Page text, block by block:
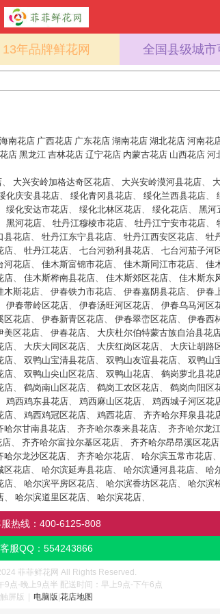
13年品牌鲜花网 全国县级城市
海南花店 广西花店 广东花店 湖南花店 湖北花店 河南花
店 黑龙江 吉林花店 辽宁花店 内蒙古花店 山西花店 河
、 大兴安岭加格达奇区花店、 大兴安岭漠河县花店、
化庆安县花店、 绥化青冈县花店、 绥化兰西县花店、
绥化安达市花店、 绥化北林区花店、 绥化花店、 黑河
黑河花店、 牡丹江穆棱市花店、 牡丹江宁安市花店、
县花店、 牡丹江东宁县花店、 牡丹江西安区花店、 牡
店、 牡丹江花店、 七台河勃利县花店、 七台河茄子河
河花店、 佳木斯富锦市花店、 佳木斯同江市花店、 佳
店、 佳木斯桦南县花店、 佳木斯郊区花店、 佳木斯东
木斯花店、 伊春铁力市花店、 伊春嘉阴县花店、 伊春
伊春带岭区花店、 伊春汤旺河区花店、 伊春乌马河区
区花店、 伊春新青区花店、 伊春翠峦区花店、 伊春西
美区花店、 伊春花店、 大庆杜尔伯特蒙古族自治县花
店、 大庆大同区花店、 大庆红岗区花店、 大庆让胡路
店、 双鸭山宝清县花店、 双鸭山友谊县花店、 双鸭山
店、 双鸭山尖山区花店、 双鸭山花店、 鹤岗萝北县花
店、 鹤岗南山区花店、 鹤岗工农区花店、 鹤岗向阳区
鸡西鸡东县花店、 鸡西麻山区花店、 鸡西城子河区花
店、 鸡西鸡冠区花店、 鸡西花店、 齐齐哈尔拜泉县花
哈尔甘南县花店、 齐齐哈尔泰来县花店、 齐齐哈尔龙
店、 齐齐哈尔富拉尔基区花店、 齐齐哈尔昂昂溪区花店
哈尔龙沙区花店、 齐齐哈尔花店、 哈尔滨五常市花店、
区花店、 哈尔滨延寿县花店、 哈尔滨通河县花店、 哈
店、 哈尔滨平房区花店、 哈尔滨香坊区花店、 哈尔滨
、 哈尔滨道里区花店、 哈尔滨花店、
热线： 400-6125-808
客服QQ： 554243866
菲菲鲜花网 All Rights Reserved.
9点-晚上9点半 配送时间：早上9点-下午6点
触屏版
电脑版 花店地图